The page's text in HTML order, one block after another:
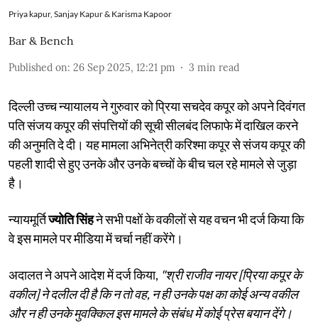
Priya kapur, Sanjay Kapur & Karisma Kapoor
Bar & Bench
Published on: 26 Sep 2025, 12:21 pm 3 min read
दिल्ली उच्च न्यायालय ने गुरुवार को प्रिया सचदेव कपूर को अपने दिवंगत
पति संजय कपूर की संपत्तियों की सूची सीलबंद लिफाफे में दाखिल करने
की अनुमति दे दी। यह मामला अभिनेत्री करिश्मा कपूर से संजय कपूर की
पहली शादी से हुए उनके और उनके बच्चों के बीच चल रहे मामले से जुड़ा
है।
न्यायमूर्तिज्योति सिंहने सभी पक्षों के वकीलों से यह वचन भी दर्ज किया कि
वे इस मामले पर मीडिया में चर्चा नहीं करेंगे।
अदालत ने अपने आदेश में दर्ज किया, "श्री राजीव नायर [प्रिया कपूर के
वकील] ने दलील दी है कि न तो वह, न ही उनके पक्ष का कोई अन्य वकील
और न ही उनके मुवक्किल इस मामले के संबंध में कोई प्रेस बयान देंगे।